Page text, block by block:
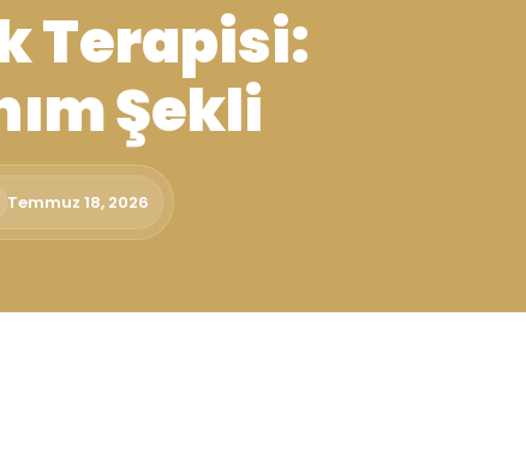
Terapisi:
Şekli
Temmuz 18, 2026